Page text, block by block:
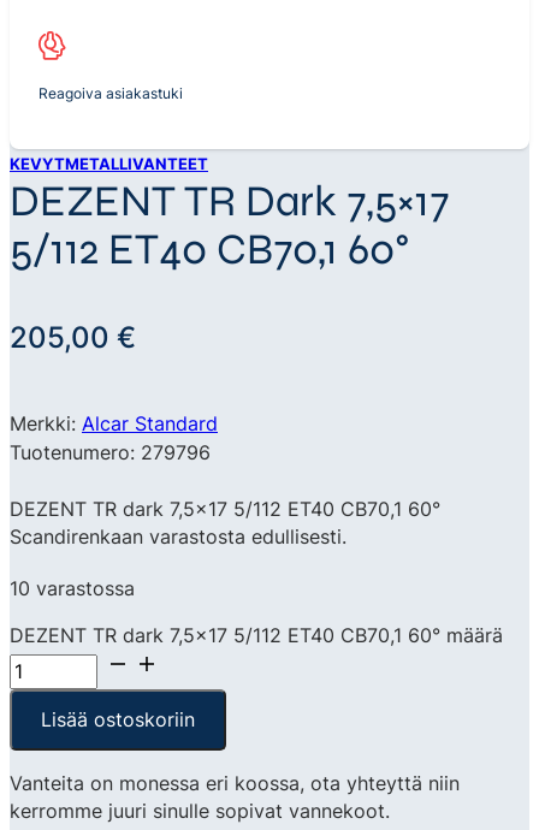
Reagoiva asiakastuki
KEVYTMETALLIVANTEET
DEZENT TR Dark 7,5×17
5/112 ET40 CB70,1 60°
205,00 €
Merkki: Alcar Standard
Tuotenumero: 279796
DEZENT TR dark 7,5×17 5/112 ET40 CB70,1 60°
Scandirenkaan varastosta edullisesti.
10 varastossa
DEZENT TR dark 7,5x17 5/112 ET40 CB70,1 60° määrä
Lisää ostoskoriin
Vanteita on monessa eri koossa, ota yhteyttä niin
kerromme juuri sinulle sopivat vannekoot.